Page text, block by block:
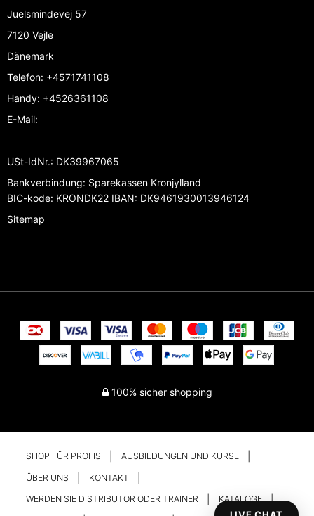
Juelsmindevej 57
7120 Vejle
Dänemark
Telefon: +4571741108
Handy: +4526361108
E-Mail:
USt-IdNr.: DK39967065
Bankverbindung: Sparekassen Kronjylland
BIC-kode: KRONDK22 IBAN: DK9461930013946124
Sitemap
100% sicher shopping
SHOP FÜR PROFIS AUSBILDUNGEN UND KURSE
ÜBER UNS KONTAKT
WERDEN SIE DISTRIBUTOR ODER TRAINER KATALOGE